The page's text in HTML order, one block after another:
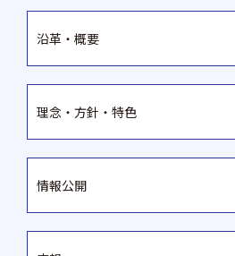
沿革・概要
理念・方針・特色
情報公開